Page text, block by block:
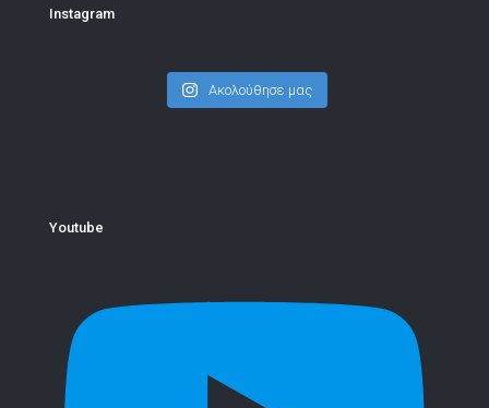
Instagram
Ακολούθησε μας
Youtube